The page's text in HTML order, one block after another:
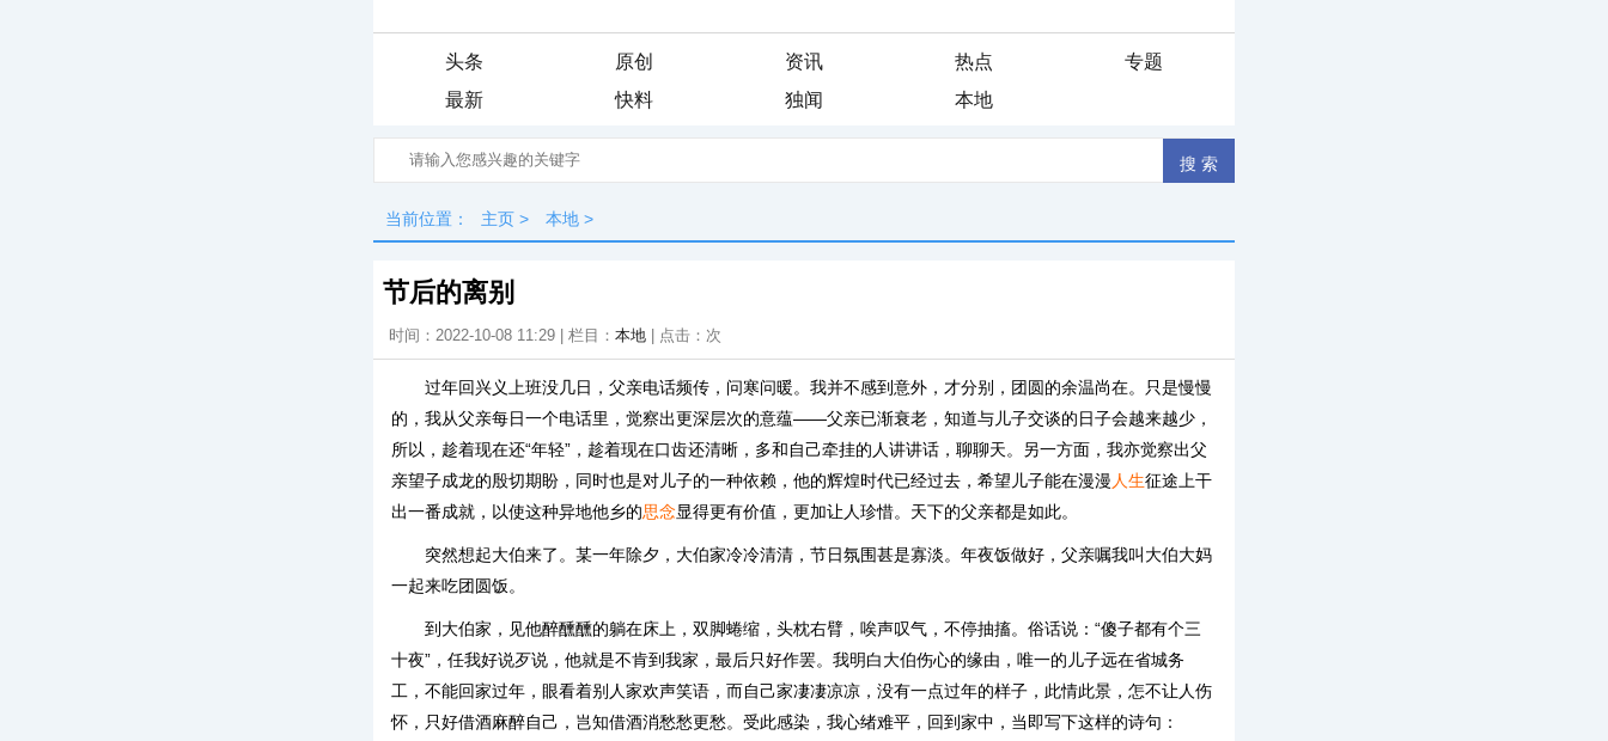
头条 原创 资讯 热点
专题
最新
快料 独闻 本地
当前位置： 主页 > 本地 >
节后的离别
时间：2022-10-08 11:29 | 栏目： 本地 | 点击： 次
过年回兴义上班没几日，父亲电话频传，问寒问暖。我并不感到意外，才分别，团圆的余温尚在。只是慢慢
的，我从父亲每日一个电话里，觉察出更深层次的意蕴——父亲已渐衰老，知道与儿子交谈的日子会越来越少，
所以，趁着现在还“年轻”，趁着现在口齿还清晰，多和自己牵挂的人讲讲话，聊聊天。另一方面，我亦觉察出父
亲望子成龙的殷切期盼，同时也是对儿子的一种依赖，他的辉煌时代已经过去，希望儿子能在漫漫 人生征途上干
出一番成就，以使这种异地他乡的思念显得更有价值，更加让人珍惜。天下的父亲都是如此。
突然想起大伯来了。某一年除夕，大伯家冷冷清清，节日氛围甚是寡淡。年夜饭做好，父亲嘱我叫大伯大妈
一起来吃团圆饭。
到大伯家，见他醉醺醺的躺在床上，双脚蜷缩，头枕右臂，唉声叹气，不停抽搐。俗话说：“傻子都有个三
十夜”，任我好说歹说，他就是不肯到我家，最后只好作罢。我明白大伯伤心的缘由，唯一的儿子远在省城务
工，不能回家过年，眼看着别人家欢声笑语，而自己家凄凄凉凉，没有一点过年的样子，此情此景，怎不让人伤
怀，只好借酒麻醉自己，岂知借酒消愁愁更愁。受此感染，我心绪难平，回到家中，当即写下这样的诗句：